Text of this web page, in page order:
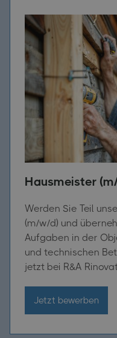
Hausmeister
Werden Sie Teil
(m/w/d) und
Aufgaben in der
und technischen
jetzt bei R&A
Jetzt bewerben